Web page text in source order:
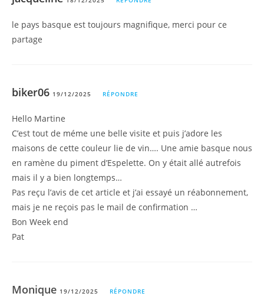
le pays basque est toujours magnifique, merci pour ce
partage
biker06 19/12/2025 RÉPONDRE
Hello Martine
C’est tout de méme une belle visite et puis j’adore les
maisons de cette couleur lie de vin…. Une amie basque nous
en ramène du piment d’Espelette. On y était allé autrefois
mais il y a bien longtemps…
Pas reçu l’avis de cet article et j’ai essayé un réabonnement,
mais je ne reçois pas le mail de confirmation …
Bon Week end
Pat
Monique 19/12/2025 RÉPONDRE